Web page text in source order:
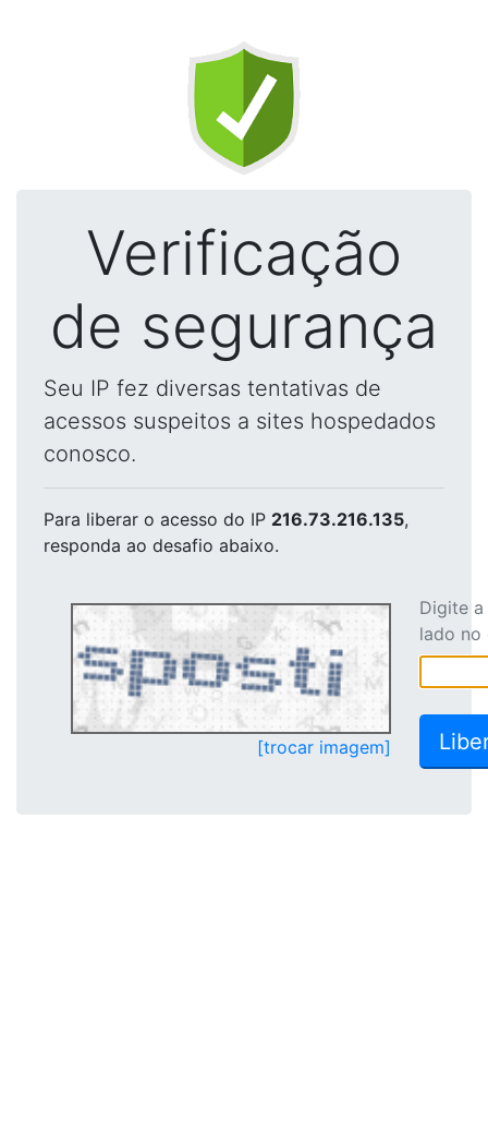
Verificação
de segurança
Seu IP fez diversas tentativas de
acessos suspeitos a sites hospedados
conosco.
Para liberar o acesso do IP 216.73.216.135,
responda ao desafio abaixo.
[trocar imagem]
Digite
lado no